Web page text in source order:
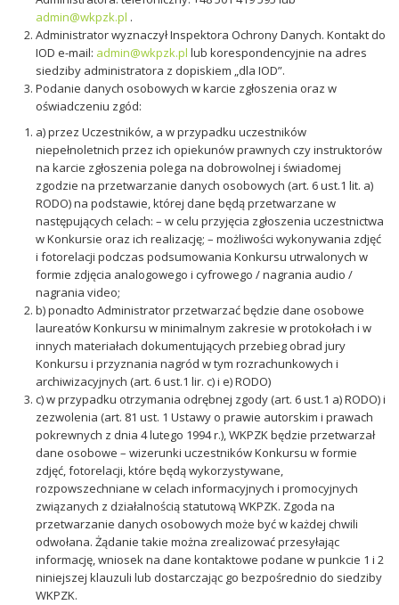
admin@wkpzk.pl .
Administrator wyznaczył Inspektora Ochrony Danych. Kontakt do
IOD e-mail: admin@wkpzk.pl lub korespondencyjnie na adres
siedziby administratora z dopiskiem „dla IOD”.
Podanie danych osobowych w karcie zgłoszenia oraz w
oświadczeniu zgód:
a) przez Uczestników, a w przypadku uczestników
niepełnoletnich przez ich opiekunów prawnych czy instruktorów
na karcie zgłoszenia polega na dobrowolnej i świadomej
zgodzie na przetwarzanie danych osobowych (art. 6 ust.1 lit. a)
RODO) na podstawie, której dane będą przetwarzane w
następujących celach: – w celu przyjęcia zgłoszenia uczestnictwa
w Konkursie oraz ich realizację; – możliwości wykonywania zdjęć
i fotorelacji podczas podsumowania Konkursu utrwalonych w
formie zdjęcia analogowego i cyfrowego / nagrania audio /
nagrania video;
b) ponadto Administrator przetwarzać będzie dane osobowe
laureatów Konkursu w minimalnym zakresie w protokołach i w
innych materiałach dokumentujących przebieg obrad jury
Konkursu i przyznania nagród w tym rozrachunkowych i
archiwizacyjnych (art. 6 ust.1 lir. c) i e) RODO)
c) w przypadku otrzymania odrębnej zgody (art. 6 ust.1 a) RODO) i
zezwolenia (art. 81 ust. 1 Ustawy o prawie autorskim i prawach
pokrewnych z dnia 4 lutego 1994 r.), WKPZK będzie przetwarzał
dane osobowe – wizerunki uczestników Konkursu w formie
zdjęć, fotorelacji, które będą wykorzystywane,
rozpowszechniane w celach informacyjnych i promocyjnych
związanych z działalnością statutową WKPZK. Zgoda na
przetwarzanie danych osobowych może być w każdej chwili
odwołana. Żądanie takie można zrealizować przesyłając
informację, wniosek na dane kontaktowe podane w punkcie 1 i 2
niniejszej klauzuli lub dostarczając go bezpośrednio do siedziby
WKPZK.